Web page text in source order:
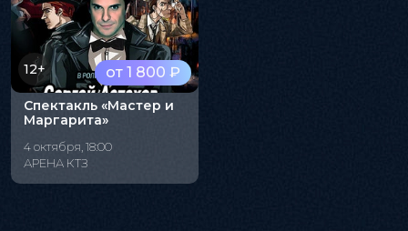
от 1 800 ₽
12+
Спектакль «Мастер и
Маргарита»
4 октября, 18:00
АРЕНА КТЗ